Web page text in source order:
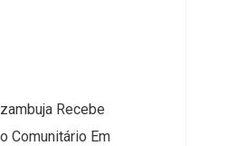
Recebe
Comunitário Em